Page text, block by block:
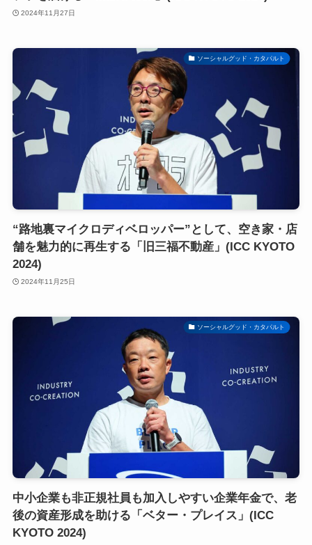
2024年11月27日
ソーシャルグッド・カタパルト
“路地裏マイクロディベロッパー”として、空き家・店
舗を魅力的に再生する「旧三福不動産」(ICC KYOTO
2024)
2024年11月25日
ソーシャルグッド・カタパルト
中小企業も非正規社員も加入しやすい企業年金で、老
後の資産形成を助ける「ベター・プレイス」(ICC
KYOTO 2024)